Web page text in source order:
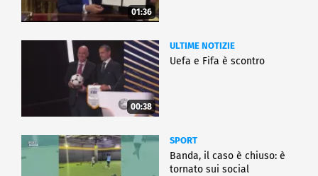
01:36
00:38
ULTIME NOTIZIE
Uefa e Fifa è scontro
SPORT
Banda, il caso è chiuso: è
tornato sui social